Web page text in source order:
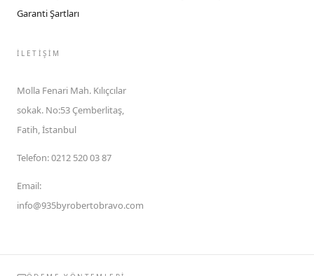
Garanti Şartları
İLETIŞIM
Molla Fenari Mah. Kılıçcılar
sokak. No:53 Çemberlitaş,
Fatih, İstanbul
Telefon:0212 520 03 87
Email:
info@935byrobertobravo.com